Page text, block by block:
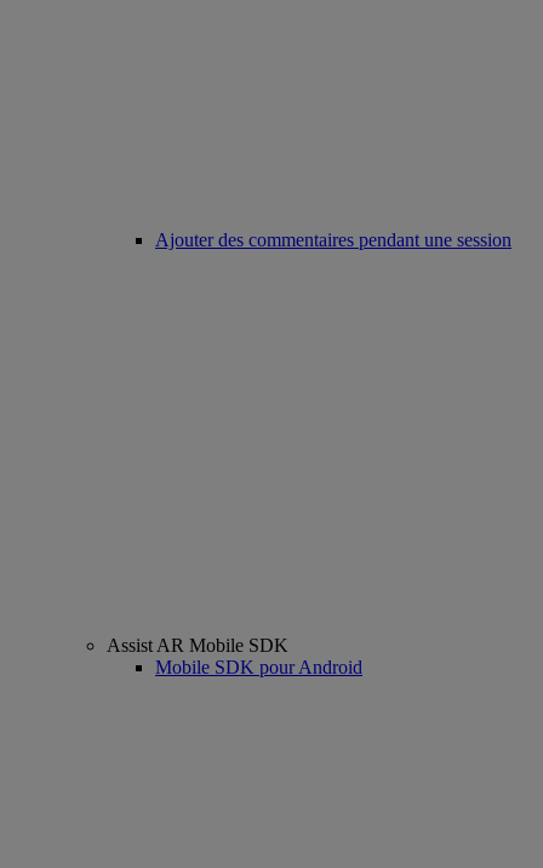
Ajouter des commentaires pendant une session
Assist AR Mobile SDK
Mobile SDK pour Android